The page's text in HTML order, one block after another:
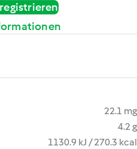
22.1 mg
4.2 g
1130.9 kJ / 270.3 kcal